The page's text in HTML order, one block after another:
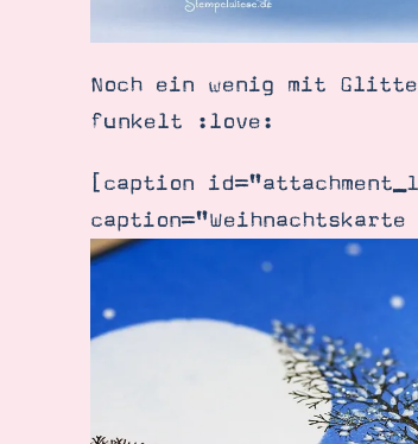
Noch ein wenig mit
funkelt :love:
[caption